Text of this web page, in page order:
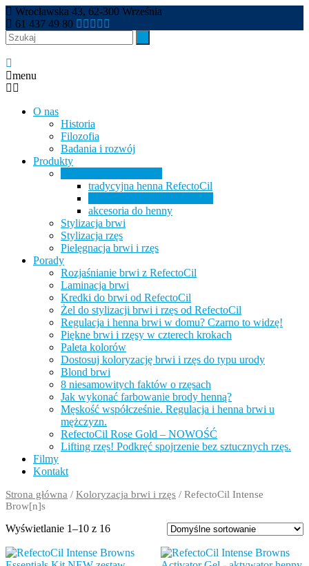
Wrocławska 43, 62-300 Września
61 437 49 80
menu
O nas
Historia
Filozofia
Badania i rozwój
Produkty
tradycyjna henna RefectoCil
akcesoria do henny
Stylizacja brwi
Stylizacja rzęs
Pielęgnacja brwi i rzęs
Porady
Rozjaśnianie brwi z RefectoCil
Laminacja brwi
Kredki do brwi od RefectoCil
Żel do stylizacji brwi i rzęs od RefectoCil
Regulacja i henna brwi w domu? Czarno to widzę!
Piękne brwi i rzęsy w czterech krokach
Paleta kolorów
Dostosuj koloryzację brwi i rzęs do typu urody
Blond brwi
8 niesamowitych faktów o rzęsach
Jak wykonać farbowanie brody henną?
Męskość współcześnie. Regulacja i henna brwi u
mężczyzn.
RefectoCil Rose Gold – NOWOŚĆ
Lifting rzęs! Podkręć spojrzenie bez sztucznych rzęs.
Filmy
Kontakt
Strona główna / Koloryzacja brwi i rzęs / RefectoCil Intense
Brow[n]s
Wyświetlanie 1–10 z 16